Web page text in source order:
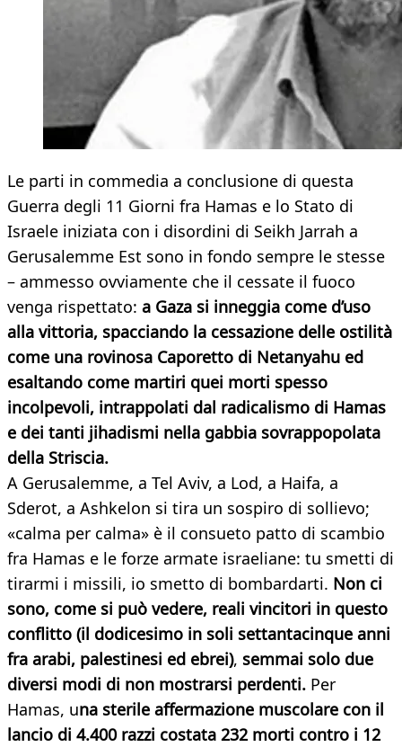
Le parti in commedia a conclusione di questa
Guerra degli 11 Giorni fra Hamas e lo Stato di
Israele iniziata con i disordini di Seikh Jarrah a
Gerusalemme Est sono in fondo sempre le stesse
– ammesso ovviamente che il cessate il fuoco
venga rispettato: a Gaza si inneggia come d’uso
alla vittoria, spacciando la cessazione delle ostilità
come una rovinosa Caporetto di Netanyahu ed
esaltando come martiri quei morti spesso
incolpevoli, intrappolati dal radicalismo di Hamas
e dei tanti jihadismi nella gabbia sovrappopolata
della Striscia.
A Gerusalemme, a Tel Aviv, a Lod, a Haifa, a
Sderot, a Ashkelon si tira un sospiro di sollievo;
«calma per calma» è il consueto patto di scambio
fra Hamas e le forze armate israeliane: tu smetti di
tirarmi i missili, io smetto di bombardarti. Non ci
sono, come si può vedere, reali vincitori in questo
conflitto (il dodicesimo in soli settantacinque anni
fra arabi, palestinesi ed ebrei), semmai solo due
diversi modi di non mostrarsi perdenti. Per
Hamas, una sterile affermazione muscolare con il
lancio di 4.400 razzi costata 232 morti contro i 12